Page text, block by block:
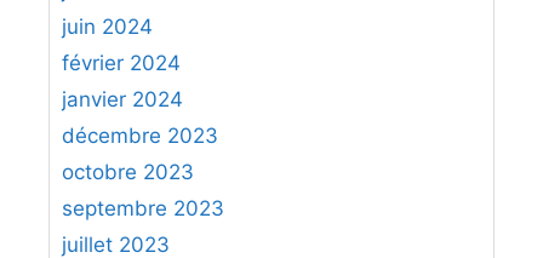
juin 2024
février 2024
janvier 2024
décembre 2023
octobre 2023
septembre 2023
juillet 2023